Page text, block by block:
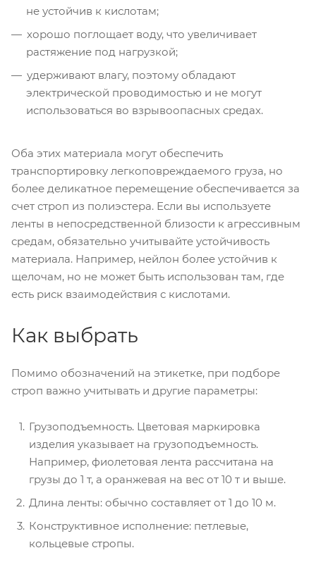
не устойчив к кислотам;
хорошо поглощает воду, что увеличивает
растяжение под нагрузкой;
удерживают влагу, поэтому обладают
электрической проводимостью и не могут
использоваться во взрывоопасных средах.
Оба этих материала могут обеспечить
транспортировку легкоповреждаемого груза, но
более деликатное перемещение обеспечивается за
счет строп из полиэстера. Если вы используете
ленты в непосредственной близости к агрессивным
средам, обязательно учитывайте устойчивость
материала. Например, нейлон более устойчив к
щелочам, но не может быть использован там, где
есть риск взаимодействия с кислотами.
Как выбрать
Помимо обозначений на этикетке, при подборе
строп важно учитывать и другие параметры:
Грузоподъемность. Цветовая маркировка
изделия указывает на грузоподъемность.
Например, фиолетовая лента рассчитана на
грузы до 1 т, а оранжевая на вес от 10 т и выше.
Длина ленты: обычно составляет от 1 до 10 м.
Конструктивное исполнение: петлевые,
кольцевые стропы.